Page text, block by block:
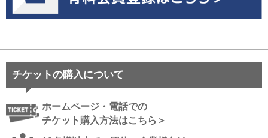
チケットの購入について
ホームページ・電話での
チケット購入方法はこちら＞